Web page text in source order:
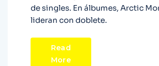
de singles. En álbumes, Arctic
lideran con doblete.
Read
More